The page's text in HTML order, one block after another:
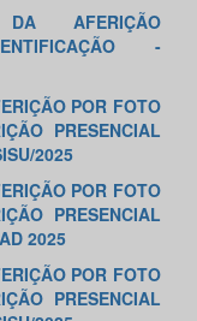
DA AFERIÇÃO
-
POR FOTO
PRESENCIAL
2025
POR FOTO
PRESENCIAL
2025
POR FOTO
PRESENCIAL